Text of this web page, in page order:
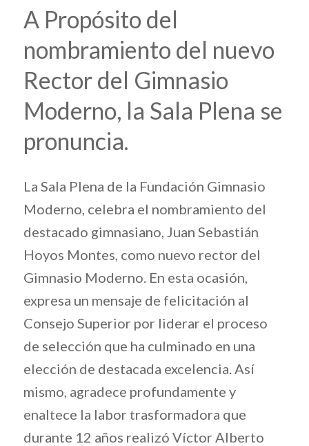
A Propósito del
nombramiento del nuevo
Rector del Gimnasio
Moderno, la Sala Plena se
pronuncia.
La Sala Plena de la Fundación Gimnasio
Moderno, celebra el nombramiento del
destacado gimnasiano, Juan Sebastián
Hoyos Montes, como nuevo rector del
Gimnasio Moderno. En esta ocasión,
expresa un mensaje de felicitación al
Consejo Superior por liderar el proceso
de selección que ha culminado en una
elección de destacada excelencia. Así
mismo, agradece profundamente y
enaltece la labor trasformadora que
durante 12 años realizó Víctor Alberto